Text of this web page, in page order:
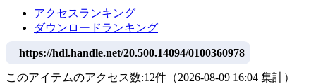
アクセスランキング
ダウンロードランキング
https://hdl.handle.net/20.500.14094/0100360978
このアイテムのアクセス数:12件 （2026-08-09 16:04 集計）